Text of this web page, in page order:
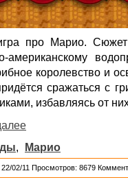
про Марио.
американскому
королевство и
сражаться с
избавляясь от
, Марио
22/02/11 Просмотров: 8679